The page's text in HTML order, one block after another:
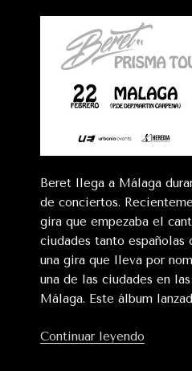
perfecta
viajar?»
Beret llega a Málaga
de conciertos.
gira que empezaba el
ciudades tanto españolas
una gira que lleva por
una de las ciudades en
Málaga. Este álbum
Continuar leyendo